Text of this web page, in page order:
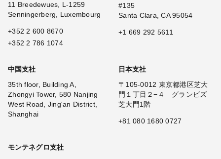
11 Breedewues, L-1259
Senningerberg, Luxembourg
+352 2 600 8670
+352 2 786 1074
#135
Santa Clara, CA 95054
+1 669 292 5611
中国支社
35th floor, Building A,
Zhongyi Tower, 580 Nanjing
West Road, Jing'an District,
Shanghai
日本支社
〒105-0012 東京都港区芝大
門１丁目２−４ グランビズ
芝大門1階
+81 080 1680 0727
モンテネグロ支社